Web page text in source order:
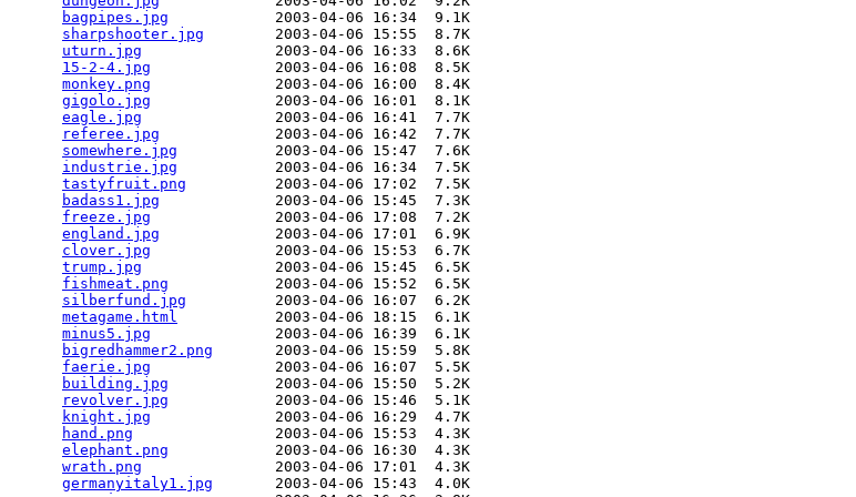
bagpipes.jpg
            2003-04-06 16:34  9.1K
sharpshooter.jpg
        2003-04-06 15:55  8.7K
uturn.jpg
               2003-04-06 16:33  8.6K
15-2-4.jpg
              2003-04-06 16:08  8.5K
monkey.png
              2003-04-06 16:00  8.4K
gigolo.jpg
              2003-04-06 16:01  8.1K
eagle.jpg
               2003-04-06 16:41  7.7K
referee.jpg
             2003-04-06 16:42  7.7K
somewhere.jpg
           2003-04-06 15:47  7.6K
industrie.jpg
           2003-04-06 16:34  7.5K
tastyfruit.png
          2003-04-06 17:02  7.5K
badass1.jpg
             2003-04-06 15:45  7.3K
freeze.jpg
              2003-04-06 17:08  7.2K
england.jpg
             2003-04-06 17:01  6.9K
clover.jpg
              2003-04-06 15:53  6.7K
trump.jpg
               2003-04-06 15:45  6.5K
fishmeat.png
            2003-04-06 15:52  6.5K
silberfund.jpg
          2003-04-06 16:07  6.2K
metagame.html
           2003-04-06 18:15  6.1K
minus5.jpg
              2003-04-06 16:39  6.1K
bigredhammer2.png
       2003-04-06 15:59  5.8K
faerie.jpg
              2003-04-06 16:07  5.5K
building.jpg
            2003-04-06 15:50  5.2K
revolver.jpg
            2003-04-06 15:46  5.1K
knight.jpg
              2003-04-06 16:29  4.7K
hand.png
                2003-04-06 15:53  4.3K
elephant.png
            2003-04-06 16:30  4.3K
wrath.png
               2003-04-06 17:01  4.3K
germanyitaly1.jpg
       2003-04-06 15:43  4.0K